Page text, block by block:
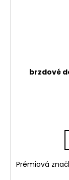
brzdové
Prémiová